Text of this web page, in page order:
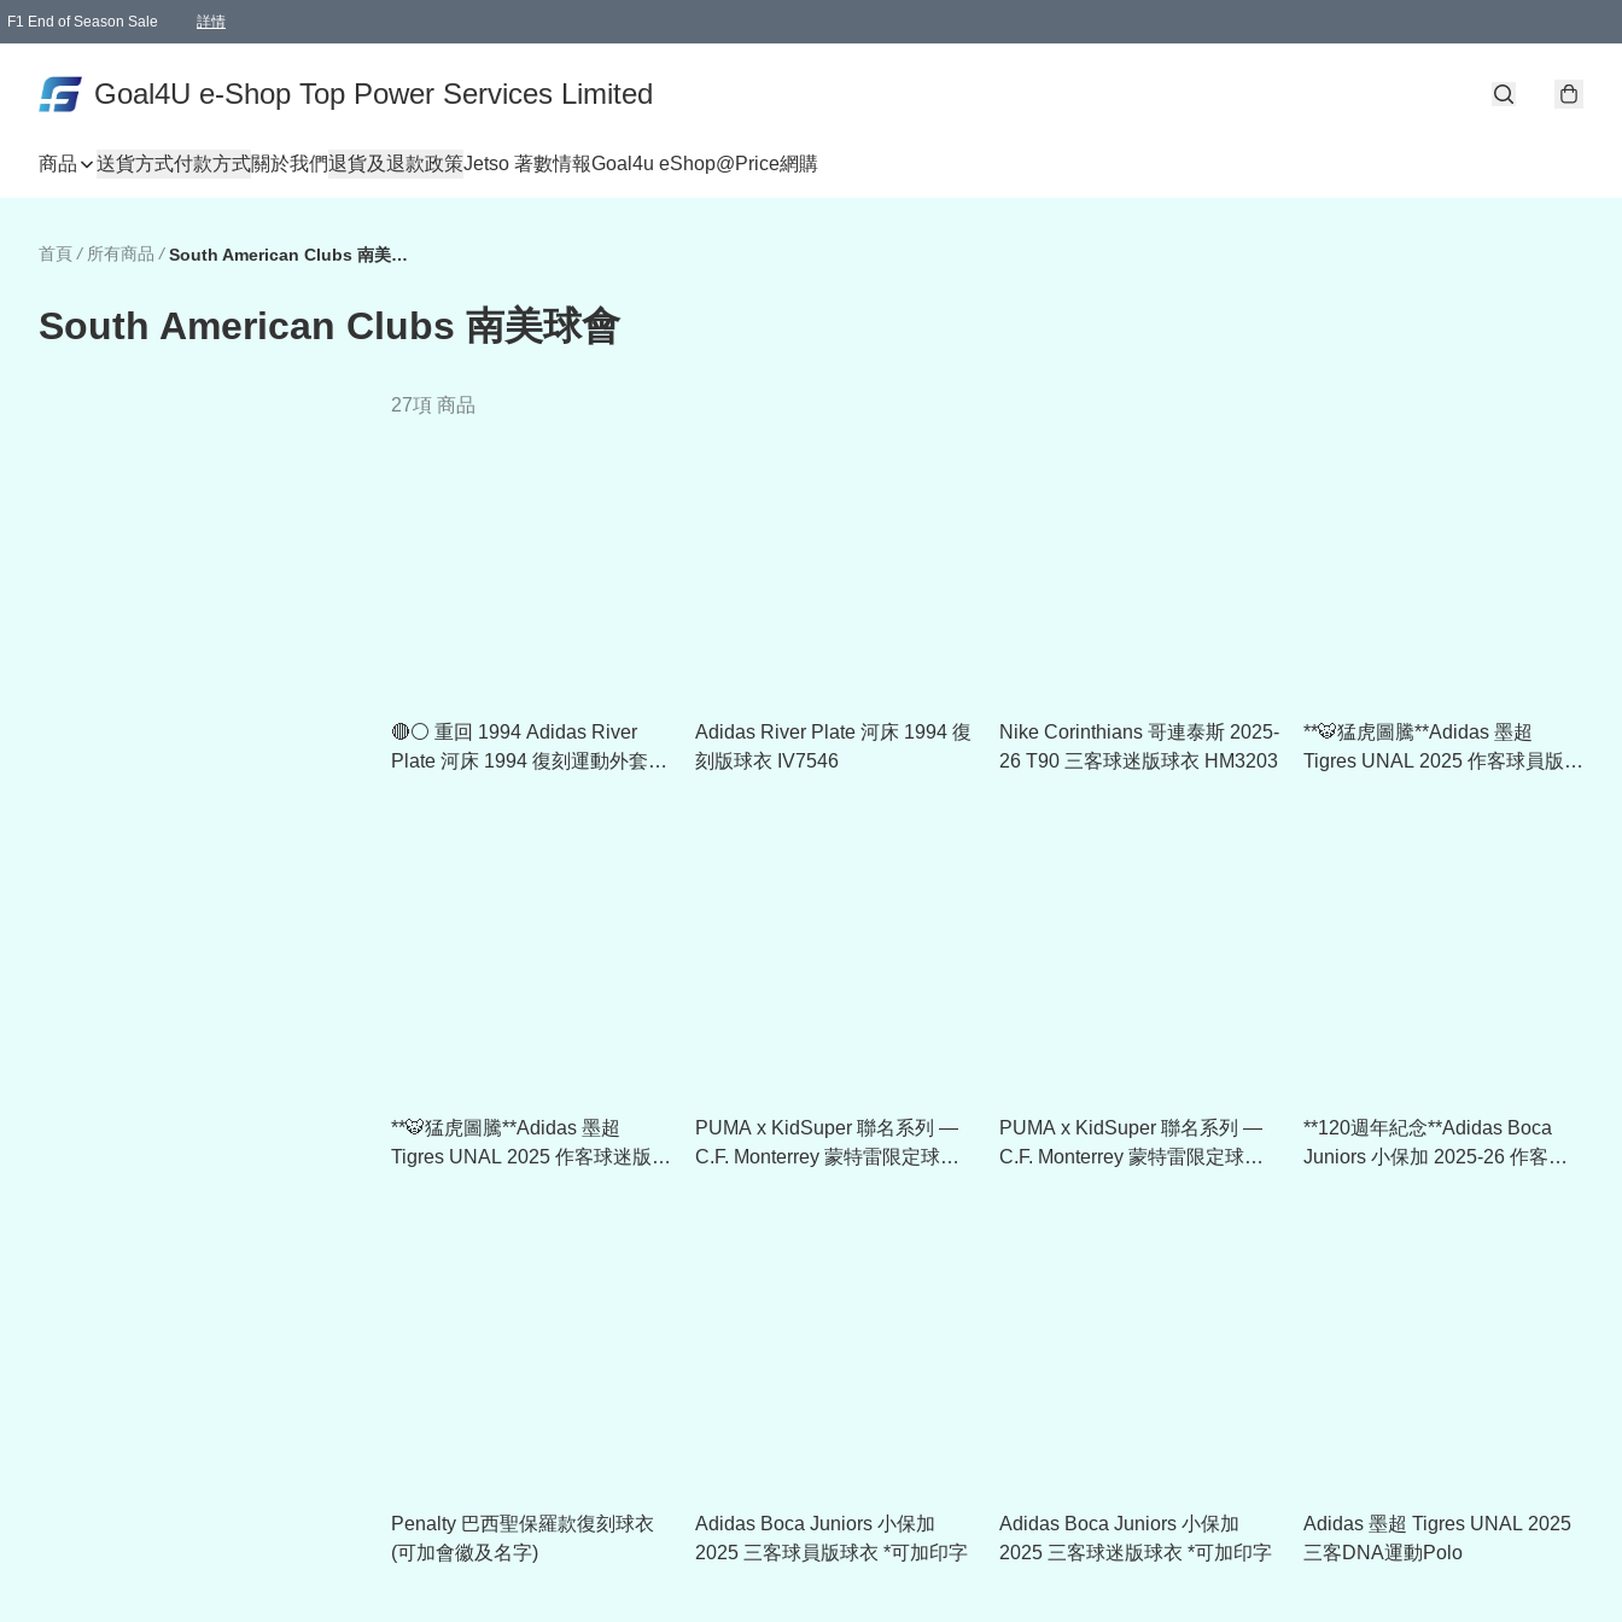
F1 End of Season Sale 詳情
Goal4U e-Shop Top Power Services Limited
商品 送貨方式付款方式關於我們退貨及退款政策Jetso 著數情報Goal4u eShop@Price網購
首頁 / 所有商品 / South American Clubs 南美球會
South American Clubs 南美球會
27項 商品
🔴⚪️ 重回 1994 Adidas River
Plate 河床 1994 復刻運動外套
Adidas River Plate 河床 1994 復
刻版球衣 IV7546
Nike Corinthians 哥連泰斯 2025-
26 T90 三客球迷版球衣 HM3203
**🐯猛虎圖騰**Adidas 墨超
Tigres UNAL 2025 作客球員版球
**🐯猛虎圖騰**Adidas 墨超
Tigres UNAL 2025 作客球迷版球
PUMA x KidSuper 聯名系列 —
C.F. Monterrey 蒙特雷限定球員
PUMA x KidSuper 聯名系列 —
C.F. Monterrey 蒙特雷限定球迷
**120週年紀念**Adidas Boca
Juniors 小保加 2025-26 作客球
Penalty 巴西聖保羅款復刻球衣
(可加會徽及名字)
Adidas Boca Juniors 小保加
2025 三客球員版球衣 *可加印字
Adidas Boca Juniors 小保加
2025 三客球迷版球衣 *可加印字
Adidas 墨超 Tigres UNAL 2025
三客DNA運動Polo